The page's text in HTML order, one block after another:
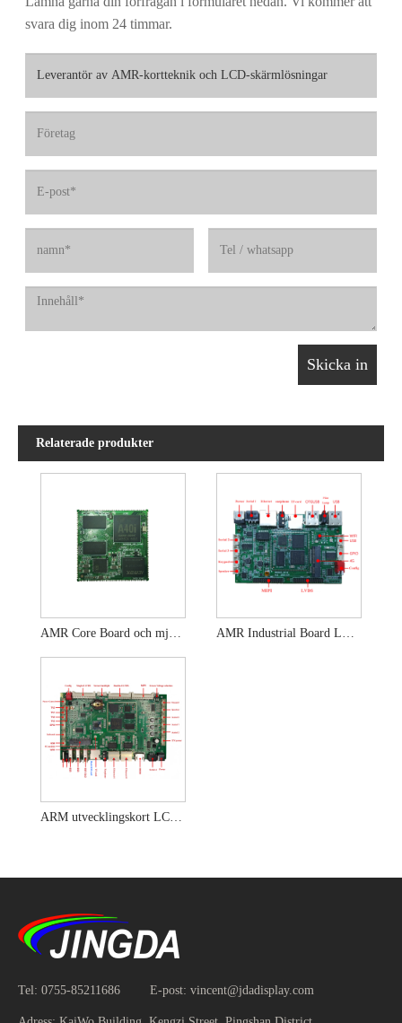
svara dig inom 24 timmar.
Relaterade produkter
AMR Core Board och mjukvaruresurser AMR Industrial Board LCD Dispaly-lösning
ARM utvecklingskort LCD-skärm kringutrustning
Tel: 0755-85211686 E-post: vincent@jdadisplay.com